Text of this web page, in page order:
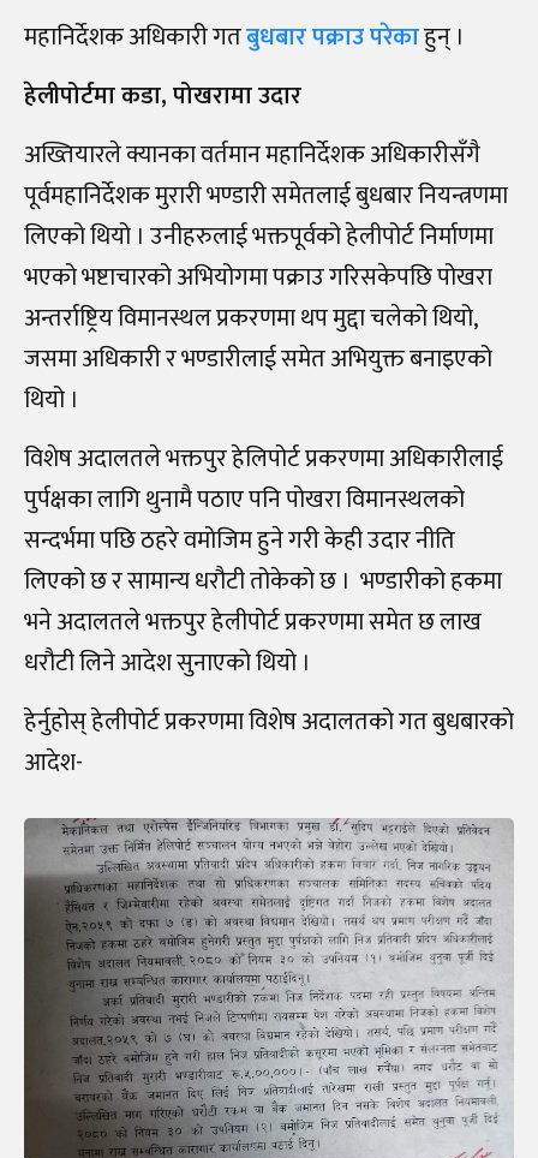
महानिर्देशक अधिकारी गतबुधबार पक्राउ परेकाहुन् ।
हेलीपोर्टमा कडा, पोखरामा उदार
अख्तियारले क्यानका वर्तमान महानिर्देशक अधिकारीसँगै
पूर्वमहानिर्देशक मुरारी भण्डारी समेतलाई बुधबार नियन्त्रणमा
लिएको थियो । उनीहरुलाई भक्तपूर्वको हेलीपोर्ट निर्माणमा
भएको भष्टाचारको अभियोगमा पक्राउ गरिसकेपछि पोखरा
अन्तर्राष्ट्रिय विमानस्थल प्रकरणमा थप मुद्दा चलेको थियो,
जसमा अधिकारी र भण्डारीलाई समेत अभियुक्त बनाइएको
थियो ।
विशेष अदालतले भक्तपुर हेलिपोर्ट प्रकरणमा अधिकारीलाई
पुर्पक्षका लागि थुनामै पठाए पनि पोखरा विमानस्थलको
सन्दर्भमा पछि ठहरे वमोजिम हुने गरी केही उदार नीति
लिएको छ र सामान्य धरौटी तोकेको छ । भण्डारीको हकमा
भने अदालतले भक्तपुर हेलीपोर्ट प्रकरणमा समेत छ लाख
धरौटी लिने आदेश सुनाएको थियो ।
हेर्नुहोस् हेलीपोर्ट प्रकरणमा विशेष अदालतको गत बुधबारकाे
आदेश-